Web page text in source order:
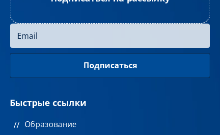
Быстрые ссылки
Образование